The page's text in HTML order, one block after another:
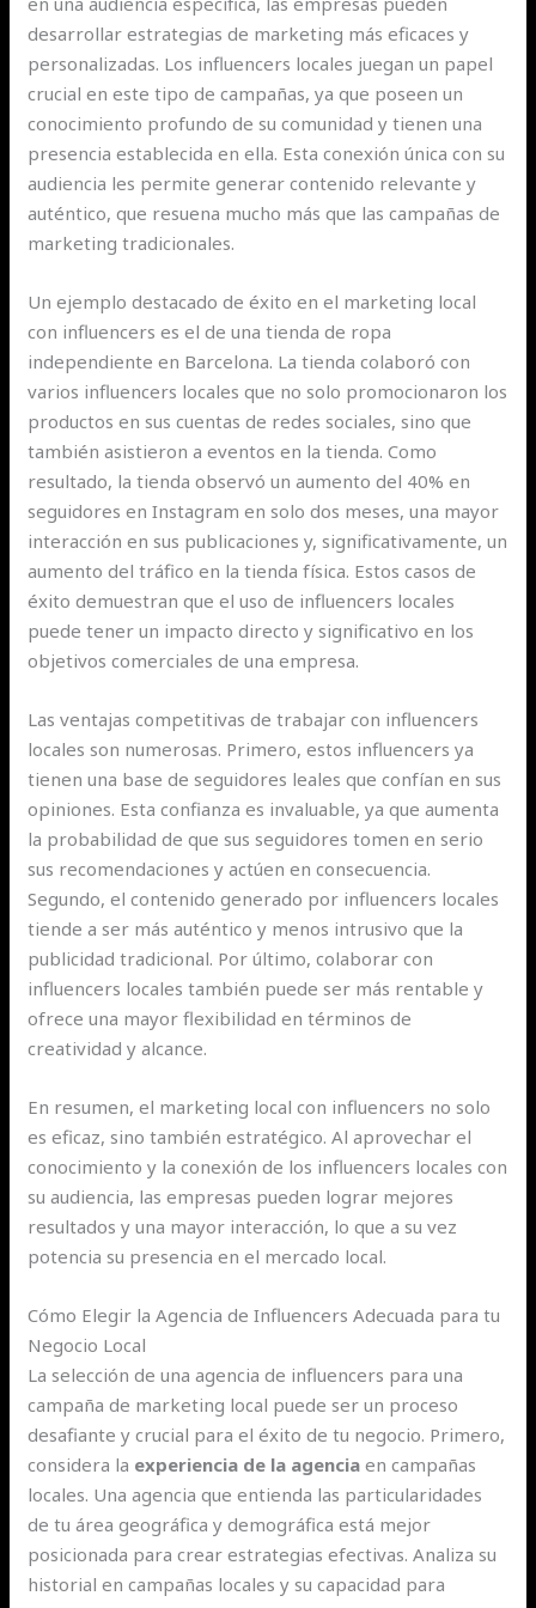
desarrollar estrategias de marketing más eficaces y
personalizadas. Los influencers locales juegan un papel
crucial en este tipo de campañas, ya que poseen un
conocimiento profundo de su comunidad y tienen una
presencia establecida en ella. Esta conexión única con su
audiencia les permite generar contenido relevante y
auténtico, que resuena mucho más que las campañas de
marketing tradicionales.
Un ejemplo destacado de éxito en el marketing local
con influencers es el de una tienda de ropa
independiente en Barcelona. La tienda colaboró con
varios influencers locales que no solo promocionaron los
productos en sus cuentas de redes sociales, sino que
también asistieron a eventos en la tienda. Como
resultado, la tienda observó un aumento del 40% en
seguidores en Instagram en solo dos meses, una mayor
interacción en sus publicaciones y, significativamente, un
aumento del tráfico en la tienda física. Estos casos de
éxito demuestran que el uso de influencers locales
puede tener un impacto directo y significativo en los
objetivos comerciales de una empresa.
Las ventajas competitivas de trabajar con influencers
locales son numerosas. Primero, estos influencers ya
tienen una base de seguidores leales que confían en sus
opiniones. Esta confianza es invaluable, ya que aumenta
la probabilidad de que sus seguidores tomen en serio
sus recomendaciones y actúen en consecuencia.
Segundo, el contenido generado por influencers locales
tiende a ser más auténtico y menos intrusivo que la
publicidad tradicional. Por último, colaborar con
influencers locales también puede ser más rentable y
ofrece una mayor flexibilidad en términos de
creatividad y alcance.
En resumen, el marketing local con influencers no solo
es eficaz, sino también estratégico. Al aprovechar el
conocimiento y la conexión de los influencers locales con
su audiencia, las empresas pueden lograr mejores
resultados y una mayor interacción, lo que a su vez
potencia su presencia en el mercado local.
Cómo Elegir la Agencia de Influencers Adecuada para tu
Negocio Local
La selección de una agencia de influencers para una
campaña de marketing local puede ser un proceso
desafiante y crucial para el éxito de tu negocio. Primero,
considera la experiencia de la agencia en campañas
locales. Una agencia que entienda las particularidades
de tu área geográfica y demográfica está mejor
posicionada para crear estrategias efectivas. Analiza su
historial en campañas locales y su capacidad para